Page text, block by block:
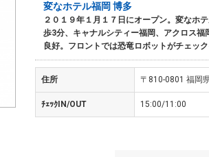
変なホテル福岡 博多
２０１９年１月１７日にオープン。変なホ
歩3分、キャナルシティー福岡、アクロス福
良好。フロントでは恐竜ロボットがチェッ
住所 〒810-0801 福岡
ﾁｪｯｸIN/OUT 15:00/11:00